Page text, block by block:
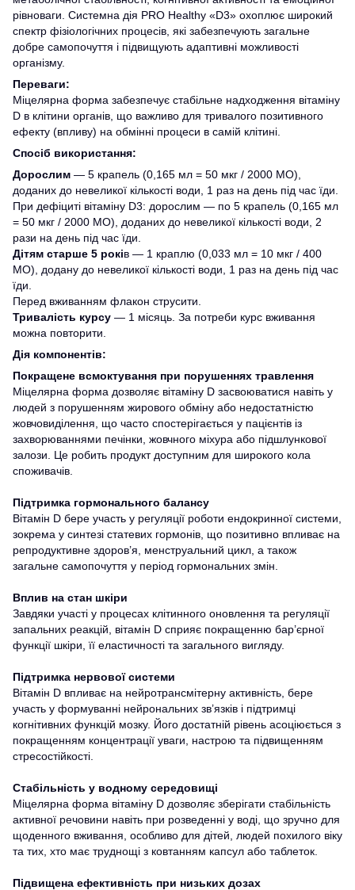
рівноваги. Системна дія PRO Healthy «D3» охоплює широкий
спектр фізіологічних процесів, які забезпечують загальне
добре самопочуття і підвищують адаптивні можливості
організму.
Переваги:
Міцелярна форма забезпечує стабільне надходження вітаміну
D в клітини органів, що важливо для тривалого позитивного
ефекту (впливу) на обмінні процеси в самій клітині.
Спосіб використання:
Дорослим — 5 крапель (0,165 мл = 50 мкг / 2000 МО),
доданих до невеликої кількості води, 1 раз на день під час їди.
При дефіциті вітаміну D3: дорослим — по 5 крапель (0,165 мл
= 50 мкг / 2000 МО), доданих до невеликої кількості води, 2
рази на день під час їди.
Дітям старше 5 років — 1 краплю (0,033 мл = 10 мкг / 400
МО), додану до невеликої кількості води, 1 раз на день під час
їди.
Перед вживанням флакон струсити.
Тривалість курсу — 1 місяць. За потреби курс вживання
можна повторити.
Дія компонентів:
Покращене всмоктування при порушеннях травлення
Міцелярна форма дозволяє вітаміну D засвоюватися навіть у
людей з порушенням жирового обміну або недостатністю
жовчовиділення, що часто спостерігається у пацієнтів із
захворюваннями печінки, жовчного міхура або підшлункової
залози. Це робить продукт доступним для широкого кола
споживачів.
Підтримка гормонального балансу
Вітамін D бере участь у регуляції роботи ендокринної системи,
зокрема у синтезі статевих гормонів, що позитивно впливає на
репродуктивне здоров’я, менструальний цикл, а також
загальне самопочуття у період гормональних змін.
Вплив на стан шкіри
Завдяки участі у процесах клітинного оновлення та регуляції
запальних реакцій, вітамін D сприяє покращенню бар’єрної
функції шкіри, її еластичності та загального вигляду.
Підтримка нервової системи
Вітамін D впливає на нейротрансмітерну активність, бере
участь у формуванні нейрональних зв’язків і підтримці
когнітивних функцій мозку. Його достатній рівень асоціюється з
покращенням концентрації уваги, настрою та підвищенням
стресостійкості.
Стабільність у водному середовищі
Міцелярна форма вітаміну D дозволяє зберігати стабільність
активної речовини навіть при розведенні у воді, що зручно для
щоденного вживання, особливо для дітей, людей похилого віку
та тих, хто має труднощі з ковтанням капсул або таблеток.
Підвищена ефективність при низьких дозах